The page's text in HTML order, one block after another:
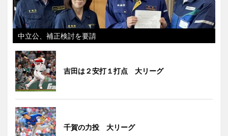
中立公、補正検討を要請
吉田は２安打１打点 大リーグ
千賀の力投 大リーグ